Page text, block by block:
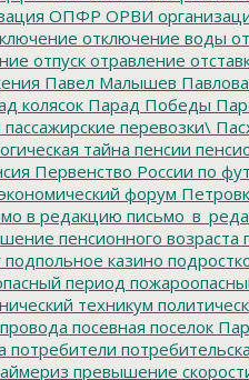
ОПФР ОРВИ
отключение воды
отпуск отравление
Павел Малышев Павлова
колясок Парад Победы
пассажирские перевозки\
тайна пенсии
Первенство России по
форум
в редакцию
пенсионного возраста
подпольное казино
период
техникум
посевная поселок
потребители
превышение